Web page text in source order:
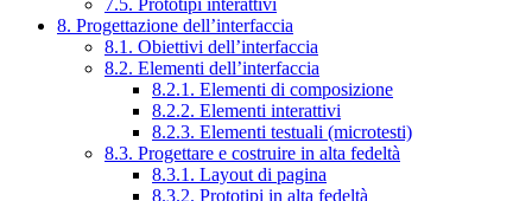
7.5. Prototipi interattivi
8. Progettazione dell’interfaccia
8.1. Obiettivi dell’interfaccia
8.2. Elementi dell’interfaccia
8.2.1. Elementi di composizione
8.2.2. Elementi interattivi
8.2.3. Elementi testuali (microtesti)
8.3. Progettare e costruire in alta fedeltà
8.3.1. Layout di pagina
8.3.2. Prototipi in alta fedeltà